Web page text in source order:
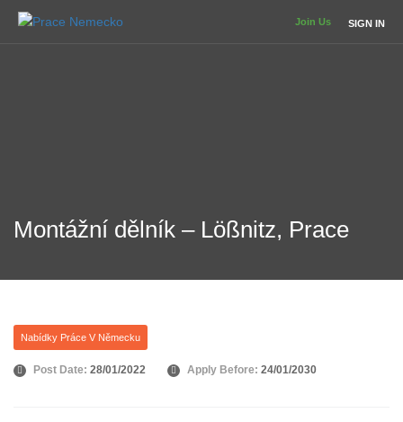
Join Us SIGN IN
Montážní dělník – Lößnitz, Prace
Nabídky Práce V Německu
Post Date: 28/01/2022 Apply Before: 24/01/2030